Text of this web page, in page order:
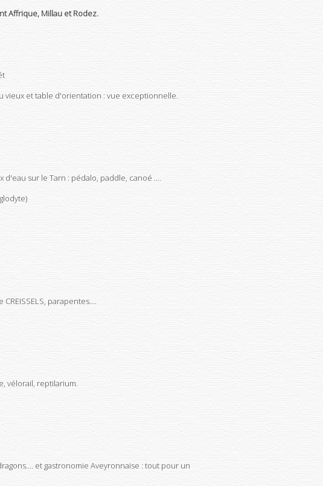
Affrique, Millau et Rodez.
vieux et table d'orientation : vue exceptionnelle.
d'eau sur le Tarn : pédalo, paddle, canoé ....
parapentes....
vélorail, reptilarium.
et gastronomie Aveyronnaise : tout pour un